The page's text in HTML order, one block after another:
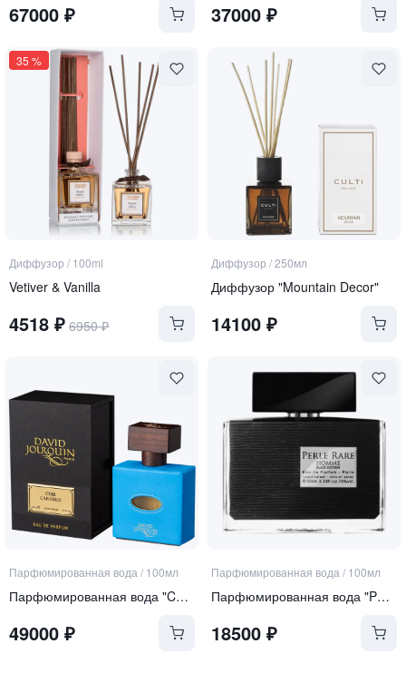
67000 ₽ 37000₽
35 %
Диффузор / 100ml
Vetiver & Vanilla
4518 ₽ 6950₽
Диффузор /250мл
Диффузор "Mountain Decor"
14100₽
Парфюмированная вода / 100мл
Парфюмированная вода "Cuir Caraibes"
49000 ₽
Парфюмированная вода / 100мл
Парфюмированная вода "Perle Rare Black Edition"
18500₽